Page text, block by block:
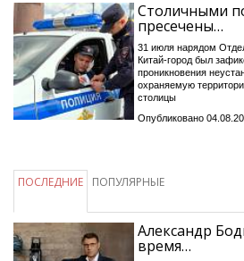
Столичными
пресечены…
31 июля нарядом
Китай-город был
проникновения
охраняемую
столицы
Опубликовано
ПОСЛЕДНИЕ ПОПУЛЯРНЫЕ
Александр
время…